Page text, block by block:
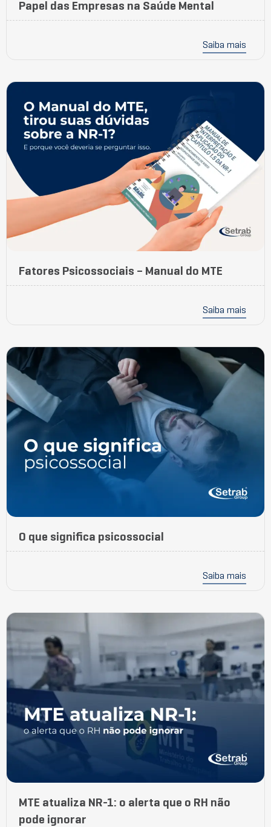
Papel das Empresas na Saúde Mental
Saiba mais
Fatores Psicossociais – Manual do MTE
Saiba mais
O que significa psicossocial
Saiba mais
MTE atualiza NR-1: o alerta que o RH não
pode ignorar